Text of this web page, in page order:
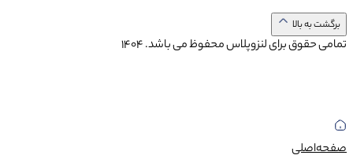
برگشت به بالا
تمامی حقوق برای لنزوپلاس محفوظ می باشد.1404
صفحه‌اصلی